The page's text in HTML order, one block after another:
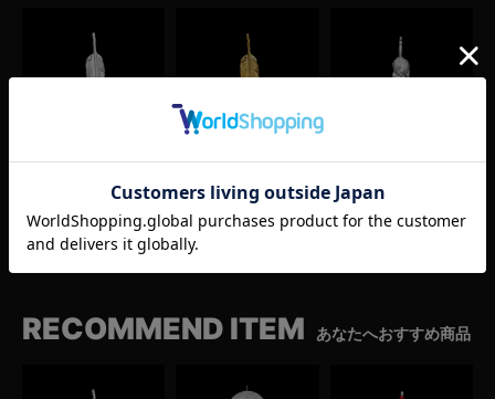
特大フェザー
(税込)
特大フェザー
¥1,540,000 (税込)
ボンネットフェザー
¥ 247,500
RECOMMEND ITEM あなたへおすすめ商品